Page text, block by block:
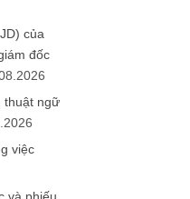
của
đốc
thuật ngữ
việc
và phiếu